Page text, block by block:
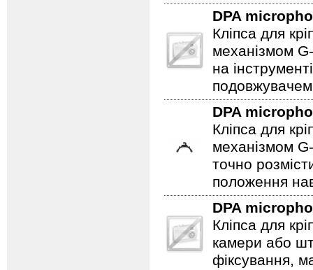
DPA
Кліпса для
механізмом
на
DPA
Кліпса для
механізмом
точно
положення
DPA
Кліпса для
камери або
фіксування,